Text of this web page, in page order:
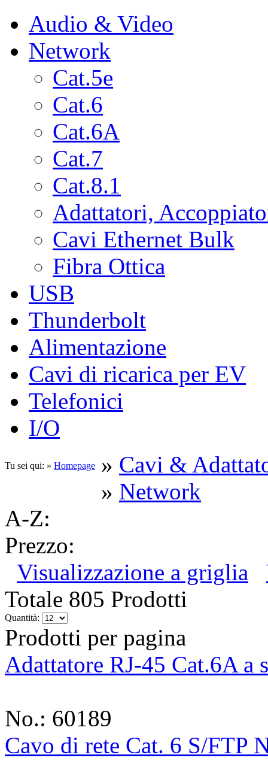
Audio & Video
Network
Cat.5e
Cat.6
Cat.6A
Cat.7
Cat.8.1
Adattatori,
Cavi Ethernet Bulk
Fibra Ottica
USB
Thunderbolt
Alimentazione
Cavi di ricarica per EV
Telefonici
I/O
Tu sei qui: » Homepage » Cavi &
» Network
A-Z:
Prezzo:
Visualizzazione a griglia
Totale 805 Prodotti
Quantità:
Prodotti per pagina
Adattatore RJ-45 Cat.6A a
No.: 60189
Cavo di rete Cat. 6 S/FTP